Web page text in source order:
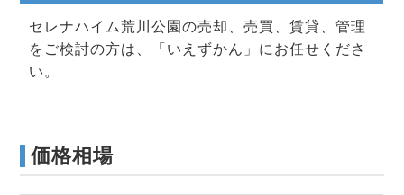
セレナハイム荒川公園の売却、売買、賃貸、管理
をご検討の方は、「いえずかん」にお任せくださ
い。
価格相場